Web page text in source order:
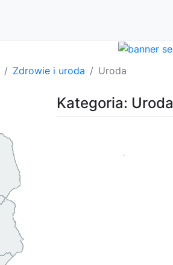
Zdrowie i uroda Uroda
Kategoria: Uroda